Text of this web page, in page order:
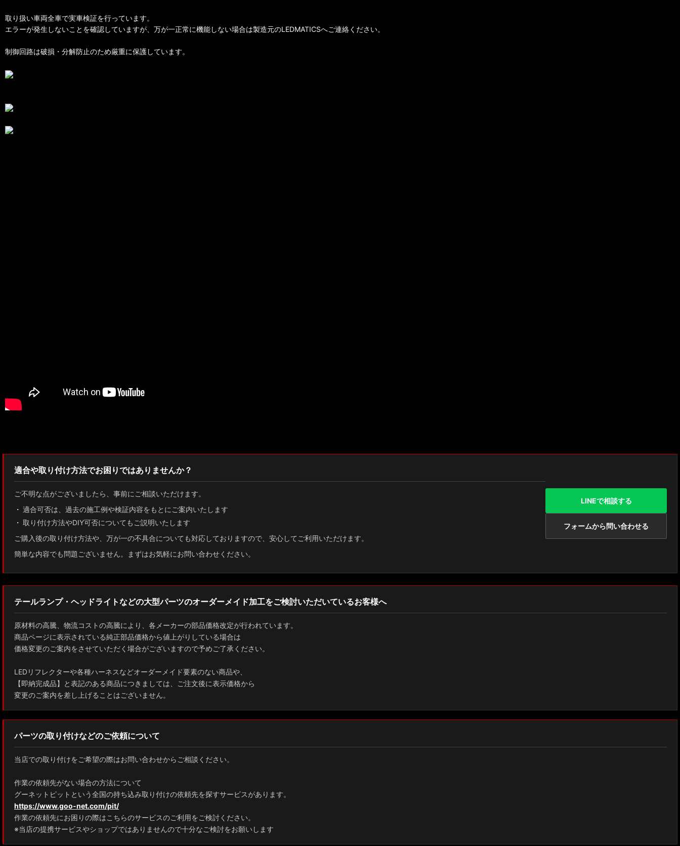
取り扱い車両全車で実車検証を行っています。
エラーが発生しないことを確認していますが、万が一正常に機能しない場合は製造元のLEDMATICSへご連絡ください。
制御回路は破損・分解防止のため厳重に保護しています。
適合や取り付け方法でお困りではありませんか？
ご不明な点がございましたら、事前にご相談いただけます。
適合可否は、過去の施工例や検証内容をもとにご案内いたします
取り付け方法やDIY可否についてもご説明いたします
ご購入後の取り付け方法や、万が一の不具合についても対応しておりますので、安心してご利用いただけます。
簡単な内容でも問題ございません。まずはお気軽にお問い合わせください。
LINEで相談する
フォームから問い合わせる
テールランプ・ヘッドライトなどの大型パーツのオーダーメイド加工をご検討いただいているお客様へ
原材料の高騰、物流コストの高騰により、各メーカーの部品価格改定が行われています。
商品ページに表示されている純正部品価格から値上がりしている場合は
価格変更のご案内をさせていただく場合がございますので予めご了承ください。
LEDリフレクターや各種ハーネスなどオーダーメイド要素のない商品や、
【即納完成品】と表記のある商品につきましては、ご注文後に表示価格から
変更のご案内を差し上げることはございません。
パーツの取り付けなどのご依頼について
当店での取り付けをご希望の際はお問い合わせからご相談ください。
作業の依頼先がない場合の方法について
グーネットピットという全国の持ち込み取り付けの依頼先を探すサービスがあります。
https://www.goo-net.com/pit/
作業の依頼先にお困りの際はこちらのサービスのご利用をご検討ください。
※当店の提携サービスやショップではありませんので十分なご検討をお願いします